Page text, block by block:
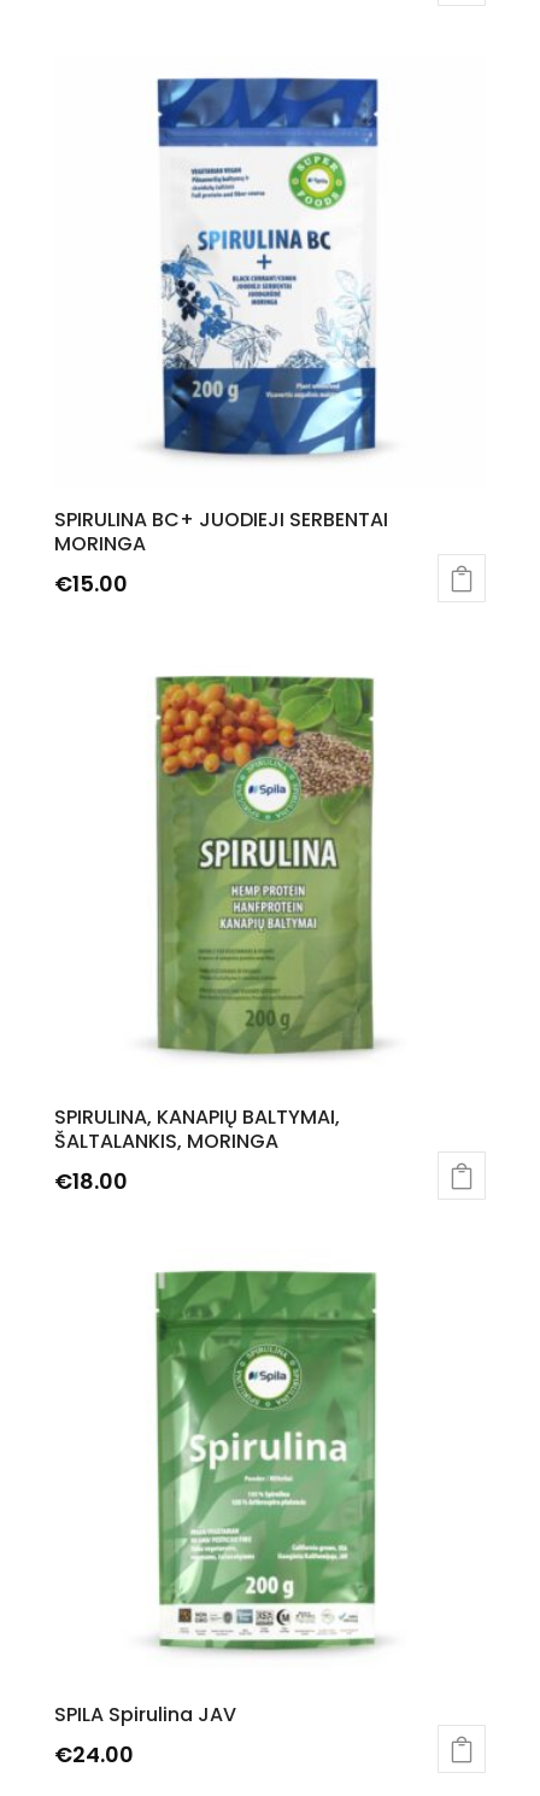
SPIRULINA BC+ JUODIEJI SERBENTAI
MORINGA
€15.00
SPIRULINA, KANAPIŲ BALTYMAI,
ŠALTALANKIS, MORINGA
€18.00
SPILA Spirulina JAV
€24.00